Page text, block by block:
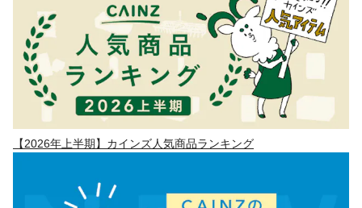
【2026年上半期】カインズ人気商品ランキング